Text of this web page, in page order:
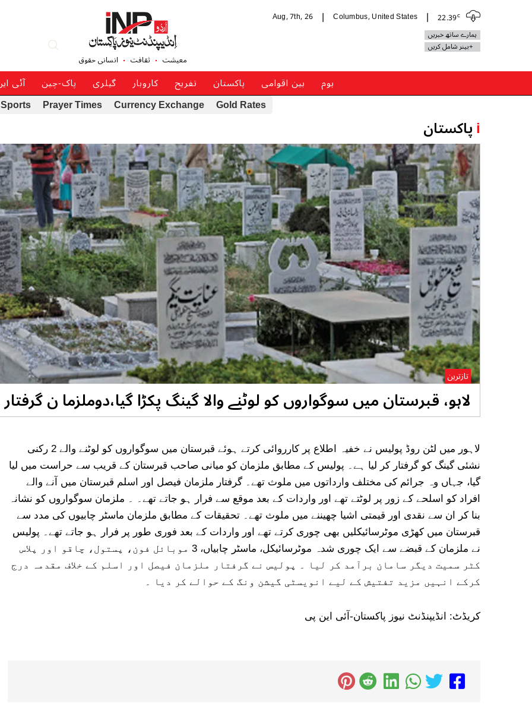
22.39c
Columbus, United States
Aug, 7th, 26
ہمارے ساتھ خبریں
+بینر شامل کریں
معیشت ثقافت انسانی حقوق
ہوم بین اقوامی پاکستان تفریح کاروبار گیلری پاک-چین آئی
Gold Rates
Currency Exchange
Prayer Times
Sports
iپاکستان
لاہو، قبرستان میں سوگواروں کو لوٹنے والا گینگ پکڑا گیا،دوملزما ن گرفتار
تازترین
لاہور میں لٹن روڈ پولیس نے خفیہ اطلاع پر کارروائی کرتے ہوئے قبرستان میں سوگواروں کو لوٹنے والے 2 رکنی
نشئی گینگ کو گرفتار کر لیا ہے۔ پولیس کے مطابق ملزمان کو میانی صاحب قبرستان کے قریب سے حراست میں لیا
گیا، جہاں وہ جرائم کی مختلف وارداتوں میں ملوث تھے۔ گرفتار ملزمان فیصل اور اسلم قبرستان میں آنے والے
افراد کو اسلحے کے زور پر لوٹتے تھے اور واردات کے بعد موقع سے فرار ہو جاتے تھے۔ ۔ ملزمان سوگواروں کو نشانہ
بنا کر ان سے نقدی اور قیمتی اشیا چھیننے میں ملوث تھے۔ تحقیقات کے مطابق ملزمان ماسٹر چابیوں کی مدد سے
قبرستان میں کھڑی موٹرسائیکلیں بھی چوری کرتے تھے اور واردات کے بعد فوری طور پر فرار ہو جاتے تھے۔ پولیس
نے ملزمان کے قبضے سے ایک چوری شدہ موٹرسائیکل، ماسٹر چابیاں، 3 موبائل فون، پستول، چاقو اور پلاس
کٹر سمیت دیگر سامان برآمد کر لیا ۔ پولیس نے گرفتار ملزمان فیصل اور اسلم کے خلاف مقدمہ درج
کرکے انہیں مزید تفتیش کے لیے انویسٹی گیشن ونگ کے حوالے کر دیا ۔
کریڈٹ: انڈیپنڈنٹ نیوز پاکستان-آئی این پی